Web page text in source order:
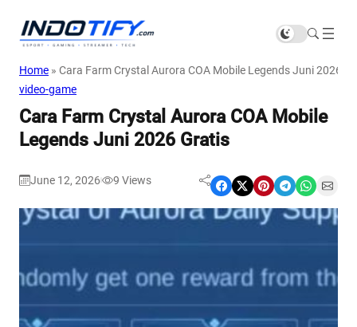
Home » Cara Farm Crystal Aurora COA Mobile Legends Juni 2026
video-game
Cara Farm Crystal Aurora COA Mobile
Legends Juni 2026 Gratis
June 12, 2026 9 Views Share on Facebook Share on X Share on Pinterest Share on Telegram Share on WhatsApp Share on Email